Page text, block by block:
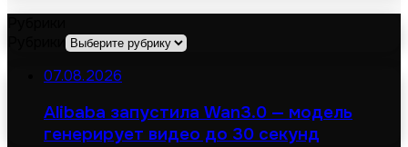
07.08.2026
Alibaba запустила Wan3.0 — модель
генерирует видео до 30 секунд